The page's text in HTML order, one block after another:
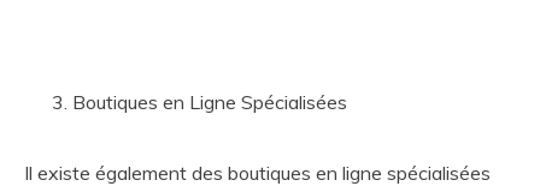
Boutiques en Ligne Spécialisées
Il existe également des boutiques en ligne spécialisées